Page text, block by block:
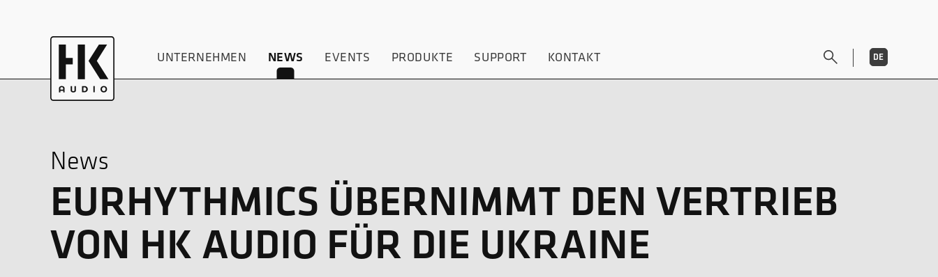
UNTERNEHMEN NEWS EVENTS PRODUKTE SUPPORT KONTAKT EN
DE
News
EURHYTHMICS ÜBERNIMMT DEN VERTRIEB
VON HK AUDIO FÜR DIE UKRAINE